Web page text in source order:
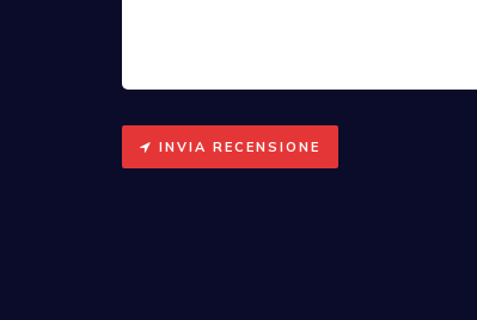
INVIA RECENSIONE